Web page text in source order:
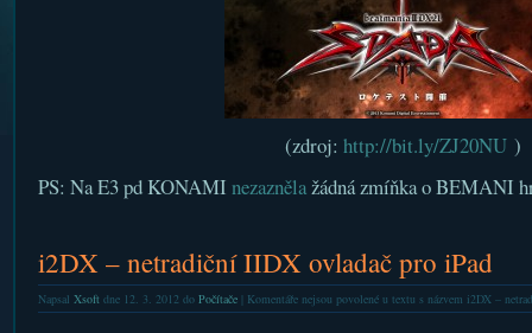
(zdroj: http://bit.ly/ZJ20NU)
PS: Na E3 pd KONAMI nezaznělažádná zmíňka o BEMANI
i2DX – netradiční IIDX ovladač pro iPad
Napsal Xsoftdne 12. 3. 2012 do Počítače| Komentáře nejsou povolenéu textu s názvem i2DX –